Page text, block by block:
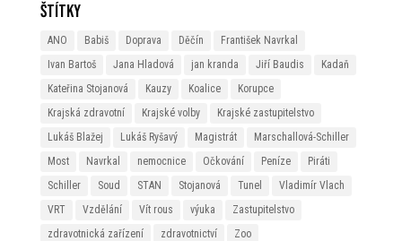
Štítky
ANO Babiš Doprava Děčín
František Navrkal
Ivan Bartoš
Jana Hladová jan kranda Jiří Baudis
Kadaň
Kateřina Stojanová
Kauzy Koalice
Korupce
Krajská zdravotní
Krajské volby
Krajské zastupitelstvo
Lukáš Blažej
Lukáš Ryšavý Magistrát
Marschallová-Schiller
Most
Navrkal nemocnice Očkování Peníze
Piráti
Schiller
Soud STAN Stojanová Tunel
Vladimír Vlach
VRT
Vzdělání Vít rous výuka
Zastupitelstvo
zdravotnická zařízení
zdravotnictví
Zoo